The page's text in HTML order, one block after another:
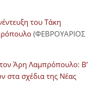
του Τάκη
(ΦΕΒΡΟΥΑΡΙΟΣ
Άρη Λαμπρόπουλο: Β’
στα σχέδια της Νέας